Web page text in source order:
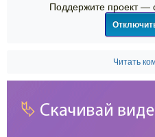
Поддержите проект —
Читать